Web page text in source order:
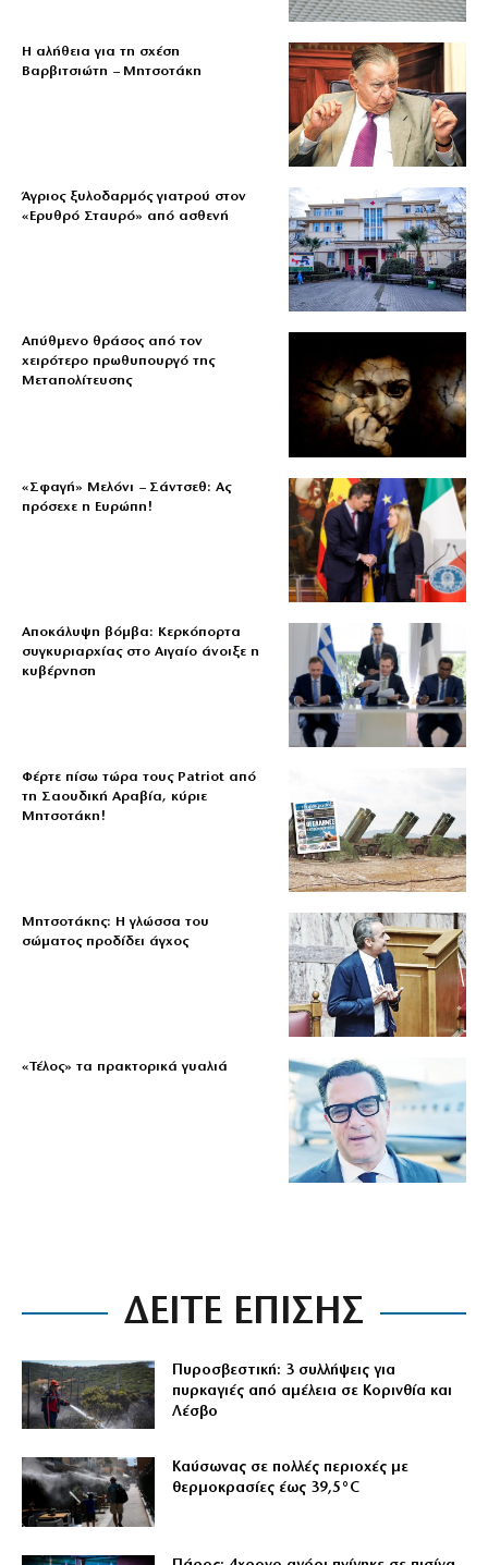
Η αλήθεια για τη σχέση
Βαρβιτσιώτη – Μητσοτάκη
Άγριος ξυλοδαρμός γιατρού στον
«Ερυθρό Σταυρό» από ασθενή
Απύθμενο θράσος από τον
χειρότερο πρωθυπουργό της
Μεταπολίτευσης
«Σφαγή» Μελόνι – Σάντσεθ: Ας
πρόσεχε η Ευρώπη!
Αποκάλυψη βόμβα: Κερκόπορτα
συγκυριαρχίας στο Αιγαίο άνοιξε η
κυβέρνηση
Φέρτε πίσω τώρα τους Patriot από
τη Σαουδική Αραβία, κύριε
Μητσοτάκη!
Μητσοτάκης: Η γλώσσα του
σώματος προδίδει άγχος
«Τέλος» τα πρακτορικά γυαλιά
ΔΕΙΤΕ ΕΠΙΣΗΣ
Πυροσβεστική: 3 συλλήψεις για
πυρκαγιές από αμέλεια σε Κορινθία και
Λέσβο
Καύσωνας σε πολλές περιοχές με
θερμοκρασίες έως 39,5°C